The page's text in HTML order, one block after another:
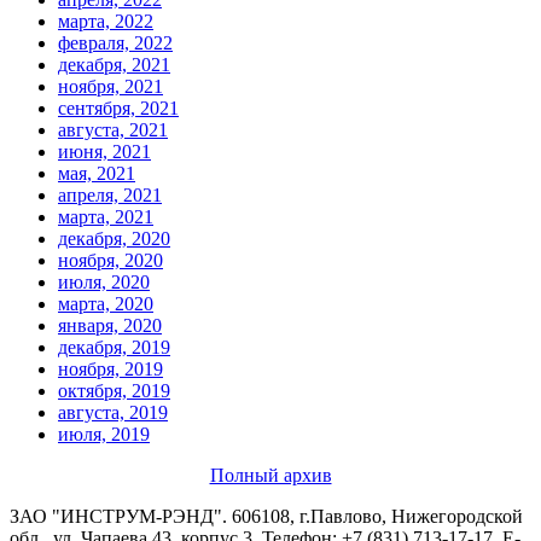
марта, 2022
февраля, 2022
декабря, 2021
ноября, 2021
сентября, 2021
августа, 2021
июня, 2021
мая, 2021
апреля, 2021
марта, 2021
декабря, 2020
ноября, 2020
июля, 2020
марта, 2020
января, 2020
декабря, 2019
ноября, 2019
октября, 2019
августа, 2019
июля, 2019
Полный архив
ЗАО "ИНСТРУМ-РЭНД". 606108, г.Павлово, Нижегородской